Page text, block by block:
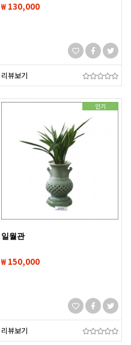
₩ 130,000
리뷰보기
인기
일월관
₩ 150,000
리뷰보기